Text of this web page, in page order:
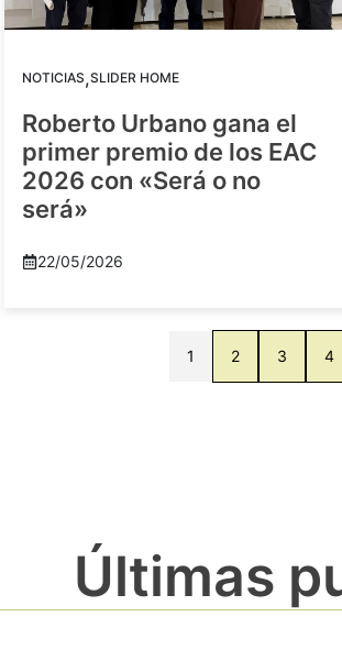
NOTICIAS,SLIDER HOME
Roberto Urbano gana el
primer premio de los EAC
2026 con «Será o no
será»
22/05/2026
1 2 3 4
Últimas